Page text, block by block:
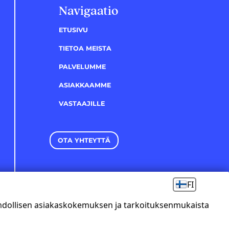
Navigaatio
ETUSIVU
TIETOA MEISTA
PALVELUMME
ASIAKKAAMME
VASTAAJILLE
OTA YHTEYTTÄ
FI
asiakaskokemuksen ja tarkoituksenmukaista